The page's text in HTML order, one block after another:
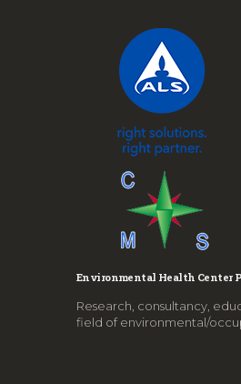
Environmental Health Center
Research, consultancy,
field of environmental/